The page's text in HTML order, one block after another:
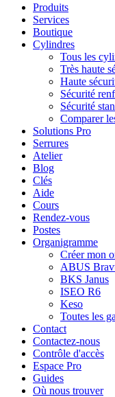
Produits
Services
Boutique
Cylindres
Tous les
Très haute
Haute
Sécurité
Sécurité
Comparer
Solutions Pro
Serrures
Atelier
Blog
Clés
Aide
Cours
Rendez-vous
Postes
Organigramme
Créer mon
ABUS
BKS Janus
ISEO R6
Keso
Toutes les
Contact
Contactez-nous
Contrôle d'accès
Espace Pro
Guides
Où nous trouver